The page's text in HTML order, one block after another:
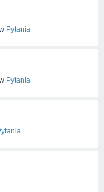
Pytania
Pytania